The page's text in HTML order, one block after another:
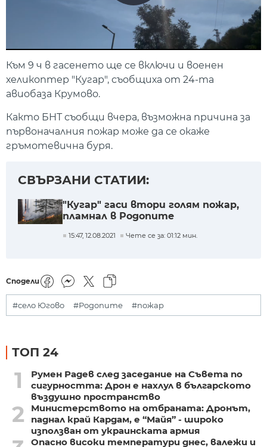
Към 9 ч в гасенето ще се включи и военен
хеликоптер "Кугар", съобщиха от 24-та
авиобаза Крумово.
Както БНТ съобщи вчера, възможна причина за
първоначалния пожар може да се окаже
гръмотевична буря.
СВЪРЗАНИ СТАТИИ:
"Кугар" гаси втори голям пожар,
пламнал в Родопите
15:47, 12.08.2021 Чете се за: 01:12 мин.
Сподели
#село Югово #Родопите #пожар
ТОП 24
1
Румен Радев след заседание на Съвета по
сигурността: Дрон е нахлул в българското
въздушно пространство
2
Министерството на отбраната: Дронът,
паднал край Кардам, е “Майя” - широко
използван от украинската армия
Опасно високи температури днес, валежи и